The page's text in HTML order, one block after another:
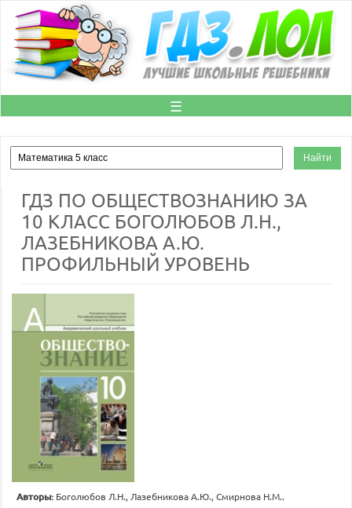
☰
ГДЗ ПО ОБЩЕСТВОЗНАНИЮ ЗА
10 КЛАСС БОГОЛЮБОВ Л.Н.,
ЛАЗЕБНИКОВА А.Ю.
ПРОФИЛЬНЫЙ УРОВЕНЬ
Авторы: Боголюбов Л.Н., Лазебникова А.Ю., Смирнова Н.М..